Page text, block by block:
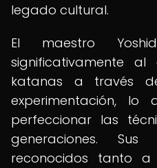
legado cultural.
El maestro
significativamente
katanas a través
experimentación,
perfeccionar las
generaciones.
reconocidos tanto